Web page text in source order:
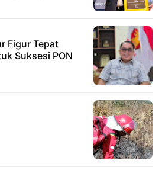
Figur Tepat
Suksesi PON